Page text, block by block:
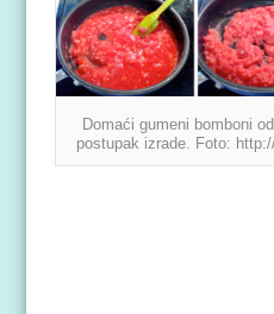
Domaći gumeni bomboni
postupak izrade. Foto: